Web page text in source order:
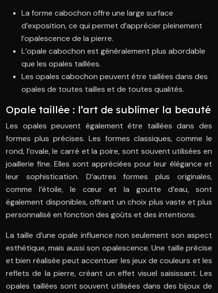
La forme cabochon offre une large surface
d’exposition, ce qui permet d’apprécier pleinement
l’opalescence de la pierre.
L’opale cabochon est généralement plus abordable
que les opales taillées.
Les opales cabochon peuvent être taillées dans des
opales de toutes tailles et de toutes qualités.
Opale taillée : l’art de sublimer la beauté
Les opales peuvent également être taillées dans des
formes plus précises. Les formes classiques, comme le
rond, l’ovale, le carré et la poire, sont souvent utilisées en
joaillerie fine. Elles sont appréciées pour leur élégance et
leur sophistication. D’autres formes plus originales,
comme l’étoile, le cœur et la goutte d’eau, sont
également disponibles, offrant un choix plus vaste et plus
personnalisé en fonction des goûts et des intentions.
La taille d’une opale influence non seulement son aspect
esthétique, mais aussi son opalescence. Une taille précise
et bien réalisée peut accentuer les jeux de couleurs et les
reflets de la pierre, créant un effet visuel saisissant. Les
opales taillées sont souvent utilisées dans des bijoux de